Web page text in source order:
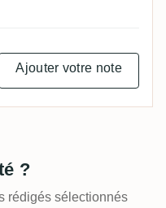
Ajouter votre note
?
rédigés sélectionnés